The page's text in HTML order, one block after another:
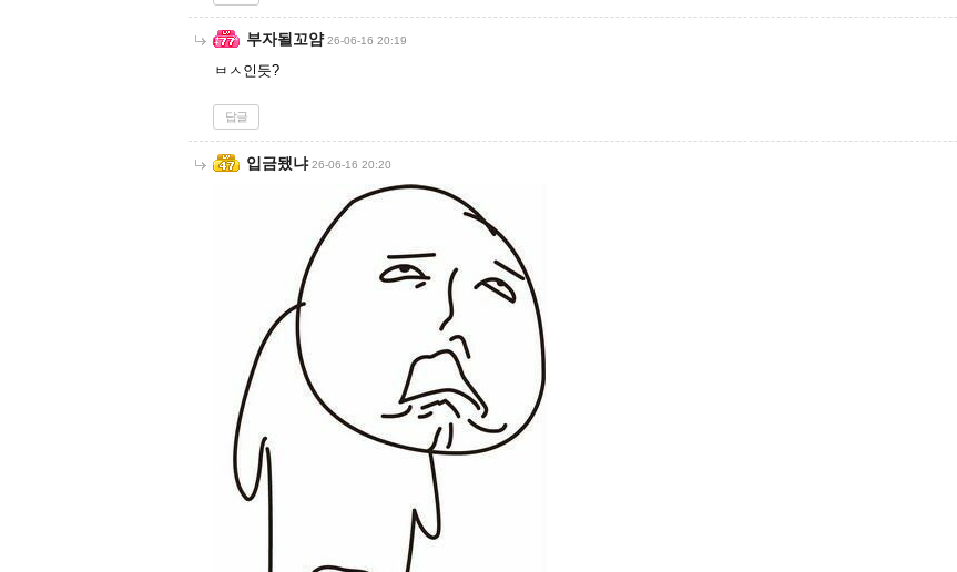
부자될꼬얌 26-06-16 20:19
ㅂㅅ인듯?
답글
입금됐냐 26-06-16 20:20